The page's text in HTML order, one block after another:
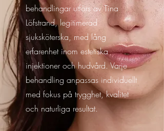
behandlingar utförs av Tina
Löfstrand, legitimerad
sjuksköterska, med lång
erfarenhet inom estetiska
injektioner och hudvård. Varje
behandling anpassas individuellt
med fokus på trygghet, kvalitet
och naturliga resultat.